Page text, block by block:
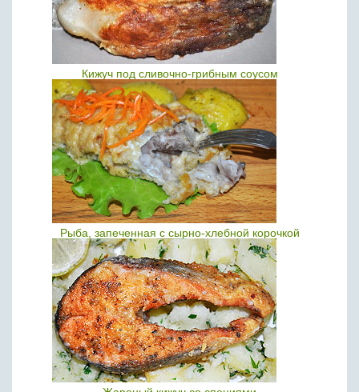
Кижуч под сливочно-грибным соусом
Рыба, запеченная с сырно-хлебной корочкой